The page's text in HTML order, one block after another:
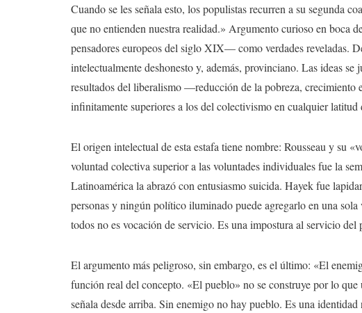
Cuando se les señala esto, los populistas recurren a su segunda
que no entienden nuestra realidad.» Argumento curioso en boca
pensadores europeos del siglo XIX— como verdades reveladas.
intelectualmente deshonesto y, además, provinciano. Las ideas
resultados del liberalismo —reducción de la pobreza,
infinitamente superiores a los del colectivismo en cualquier latitud
El origen intelectual de esta estafa tiene nombre: Rousseau y su
voluntad colectiva superior a las voluntades individuales fue la
Latinoamérica la abrazó con entusiasmo suicida. Hayek fue
personas y ningún político iluminado puede agregarlo en una
todos no es vocación de servicio. Es una impostura al servicio del
El argumento más peligroso, sin embargo, es el último: «El
función real del concepto. «El pueblo» no se construye por lo
señala desde arriba. Sin enemigo no hay pueblo. Es una